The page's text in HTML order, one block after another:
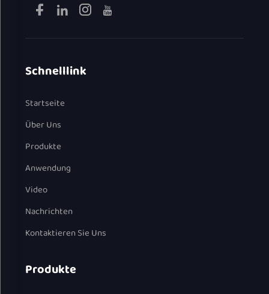
Schnelllink
Startseite
Über Uns
Produkte
Anwendung
Video
Nachrichten
Kontaktieren Sie Uns
Produkte